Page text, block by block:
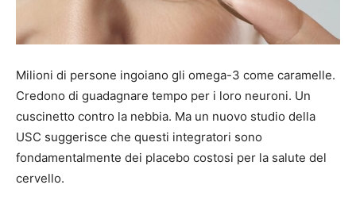
Milioni di persone ingoiano gli omega-3 come caramelle.
Credono di guadagnare tempo per i loro neuroni. Un
cuscinetto contro la nebbia. Ma un nuovo studio della
USC suggerisce che questi integratori sono
fondamentalmente dei placebo costosi per la salute del
cervello.